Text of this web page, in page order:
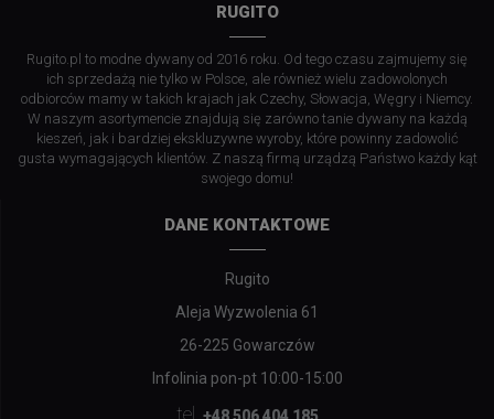
RUGITO
Rugito.pl to modne dywany od 2016 roku. Od tego czasu zajmujemy się
ich sprzedażą nie tylko w Polsce, ale również wielu zadowolonych
odbiorców mamy w takich krajach jak Czechy, Słowacja, Węgry i Niemcy.
W naszym asortymencie znajdują się zarówno tanie dywany na każdą
kieszeń, jak i bardziej ekskluzywne wyroby, które powinny zadowolić
gusta wymagających klientów. Z naszą firmą urządzą Państwo każdy kąt
swojego domu!
DANE KONTAKTOWE
Rugito
Aleja Wyzwolenia 61
26-225 Gowarczów
Infolinia pon-pt 10:00-15:00
tel. +48 506 404 185